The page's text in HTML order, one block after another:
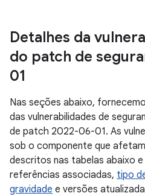
Detalhes da
do patch de
01
Nas seções abaixo,
das vulnerabilidades de
de patch 2022-06-01. As
sob o componente que
descritos nas tabelas abaixo e
referências associadas, tipo
gravidade e versões